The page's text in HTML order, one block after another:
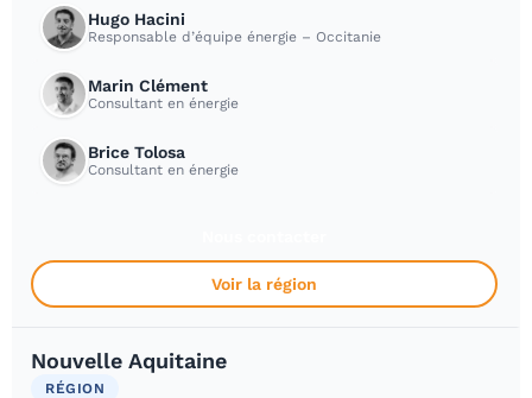
Hugo Hacini
Responsable d’équipe énergie – Occitanie
Marin Clément
Consultant en énergie
Brice Tolosa
Consultant en énergie
Voir la région
Nouvelle Aquitaine
RÉGION